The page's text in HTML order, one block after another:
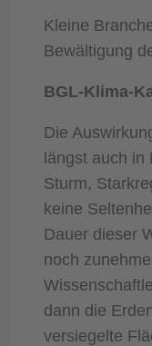
Kleine
Bewältigung
BGL-Klima-
Die
längst auch in
Sturm,
keine
Dauer dieser
noch
dann die
versiegelte